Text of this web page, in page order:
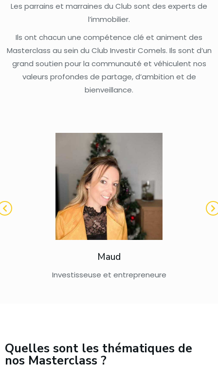
Les parrains et marraines du Club sont des experts de
l’immobilier.
Ils ont chacun une compétence clé et animent des
Masterclass au sein du Club Investir Comels. Ils sont d’un
grand soutien pour la communauté et véhiculent nos
valeurs profondes de partage, d’ambition et de
bienveillance.
Maud
Investisseuse et entrepreneure
Quelles sont les thématiques de
nos Masterclass ?